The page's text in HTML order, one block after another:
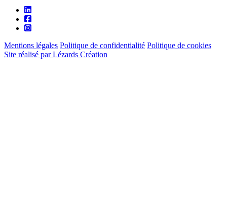
Mentions légales Politique de confidentialité Politique de cookies
Site réalisé par Lézards Création